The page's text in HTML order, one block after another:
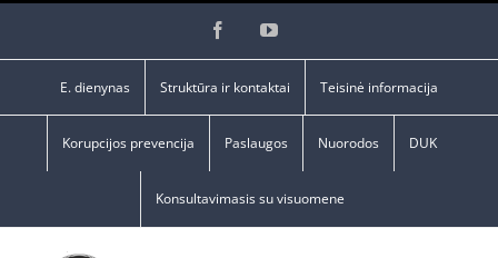
FacebookYouTube
E. dienynas Struktūra ir kontaktai Teisinė informacija
Korupcijos prevencija Paslaugos Nuorodos DUK
Konsultavimasis su visuomene